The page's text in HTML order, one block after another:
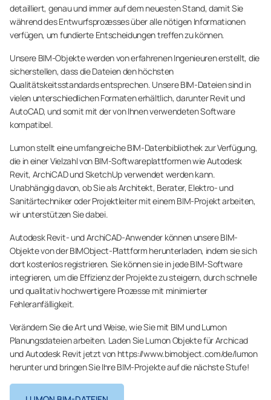
detailliert, genau und immer auf dem neuesten Stand, damit Sie
während des Entwurfsprozesses über alle nötigen Informationen
verfügen, um fundierte Entscheidungen treffen zu können.
Unsere BIM-Objekte werden von erfahrenen Ingenieuren erstellt, die
sicherstellen, dass die Dateien den höchsten
Qualitätskeitsstandards entsprechen. Unsere BIM-Dateien sind in
vielen unterschiedlichen Formaten erhältlich, darunter Revit und
AutoCAD, und somit mit der von Ihnen verwendeten Software
kompatibel.
Lumon stellt eine umfangreiche BIM-Datenbibliothek zur Verfügung,
die in einer Vielzahl von BIM-Softwareplattformen wie Autodesk
Revit, ArchiCAD und SketchUp verwendet werden kann.
Unabhängig davon, ob Sie als Architekt, Berater, Elektro- und
Sanitärtechniker oder Projektleiter mit einem BIM-Projekt arbeiten,
wir unterstützen Sie dabei.
Autodesk Revit- und ArchiCAD-Anwender können unsere BIM-
Objekte von der BIMObject-Plattform herunterladen, indem sie sich
dort kostenlos registrieren. Sie können sie in jede BIM-Software
integrieren, um die Effizienz der Projekte zu steigern, durch schnelle
und qualitativ hochwertigere Prozesse mit minimierter
Fehleranfälligkeit.
Verändern Sie die Art und Weise, wie Sie mit BIM und Lumon
Planungsdateien arbeiten. Laden Sie Lumon Objekte für Archicad
und Autodesk Revit jetzt von https://www.bimobject.com/de/lumon
herunter und bringen Sie Ihre BIM-Projekte auf die nächste Stufe!